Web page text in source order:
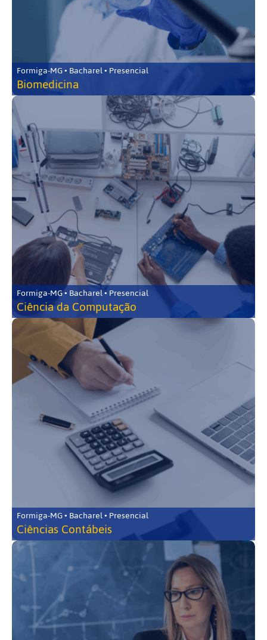
Formiga-MG • Bacharel • Presencial
Biomedicina
Formiga-MG • Bacharel • Presencial
Ciência da Computação
Formiga-MG • Bacharel • Presencial
Ciências Contábeis